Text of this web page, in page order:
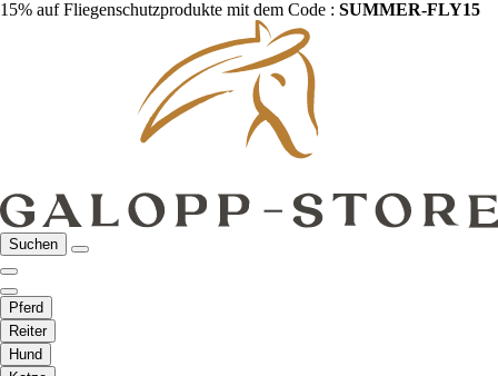
15% auf Fliegenschutzprodukte mit dem Code : SUMMER-FLY15
Suchen
Pferd
Reiter
Hund